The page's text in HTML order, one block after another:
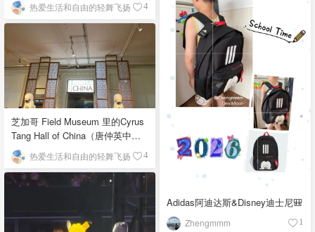
热爱生活和自由的轻舞飞扬 4
Adidas阿迪达斯&Disney迪士尼🎒
Zhengmmm 1
芝加哥 Field Museum 里的Cyrus
Tang Hall of China（唐仲英中国
馆） 热爱生活和自由的轻舞飞扬 4